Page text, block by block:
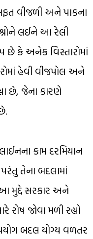
વીજળી અને પાકના
લઈને આ રેલી
છે કે અનેક વિસ્તારોમાં
હેવી વીજપોલ અને
છે, જેના કારણે
કામ દરમિયાન
તેના બદલામાં
મુદ્દે સરકાર અને
જોવા મળી રહ્યો
બદલ યોગ્ય વળતર